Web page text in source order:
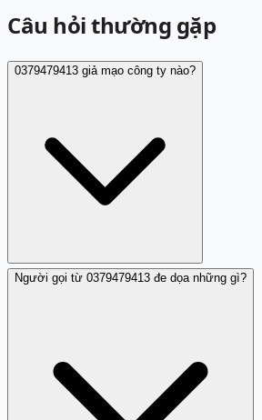
Câu hỏi thường gặp
0379479413 giả mạo công ty nào?
Theo nhận xét cộng đồng, người gọi
bị mạo danh để xác minh danh tính
khi cung cấp bất kỳ thông tin nào.
Người gọi từ 0379479413 đe dọa những gì?